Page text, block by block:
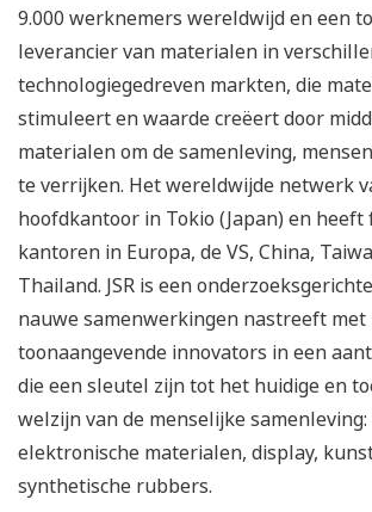
9.000 werknemers wereldwijd en een
leverancier van materialen in
technologiegedreven markten, die
stimuleert en waarde creëert door
materialen om de samenleving,
te verrijken. Het wereldwijde netwerk
hoofdkantoor in Tokio (Japan) en
kantoren in Europa, de VS, China,
Thailand. JSR is een
nauwe samenwerkingen nastreeft met
toonaangevende innovators in een
die een sleutel zijn tot het huidige en
welzijn van de menselijke samenleving:
elektronische materialen, display,
synthetische rubbers.